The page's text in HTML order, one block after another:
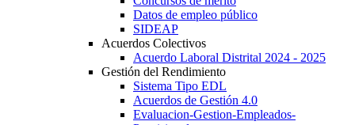
Datos de empleo público
SIDEAP
Acuerdos Colectivos
Acuerdo Laboral Distrital 2024 - 2025
Gestión del Rendimiento
Sistema Tipo EDL
Acuerdos de Gestión 4.0
Evaluacion-Gestion-Empleados-